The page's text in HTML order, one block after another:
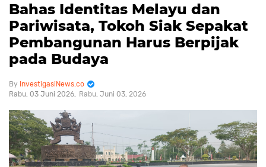
Bahas Identitas Melayu dan
Pariwisata, Tokoh Siak Sepakat
Pembangunan Harus Berpijak
pada Budaya
InvestigasiNews.co
Rabu, 03 Juni 2026
Rabu, Juni 03, 2026